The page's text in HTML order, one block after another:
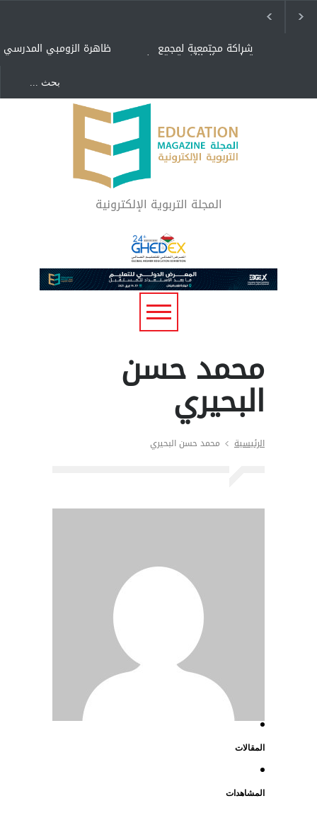
ظاهرة الزومبي المدرسي شراكة مجتمعية لمجمع
تعليمي بالطائف تستهدف
"كنت أنضرب ومافيني إلا
العافية" هل هذا مبرر
لاستمرار أسلوب التربية
المتوارث؟
لماذا تعد برامج توعية الأطفال
بخصوصية الجسد وقاية لا
فضول؟
المجلة التربوية الإلكترونية
محمد حسن
البحيري
الرئيسية محمد حسن البحيري
المقالات
المشاهدات